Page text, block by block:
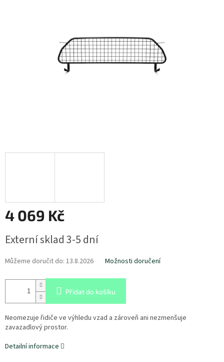
4 069 Kč
cena:
Externí sklad 3-5 dní
Můžeme doručit do: 13.8.2026 Možnosti doručení
Přidat do košíku
Neomezuje řidiče ve výhledu vzad a zároveň ani nezmenšuje
zavazadlový prostor.
Detailní informace